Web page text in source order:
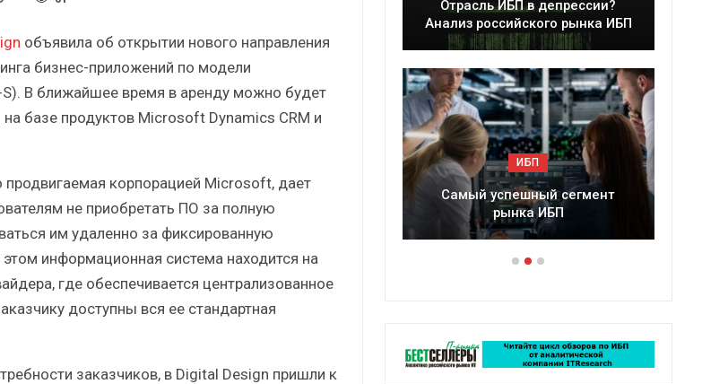
объявила об открытии нового направления
бизнес-приложений по модели
В ближайшее время в аренду можно будет
базе продуктов Microsoft Dynamics CRM и
продвигаемая корпорацией Microsoft, дает
не приобретать ПО за полную
им удаленно за фиксированную
информационная система находится на
где обеспечивается централизованное
доступны вся ее стандартная
заказчиков, в Digital Design пришли к
и Бестселлеры
ИБП в депрессии?
Часть II.
Анализ российского рынка ИБП
Самый успешный сегмент
Краткий статистический
сборник от…
Подкосят ли глобальные
российский рынок ИБП?